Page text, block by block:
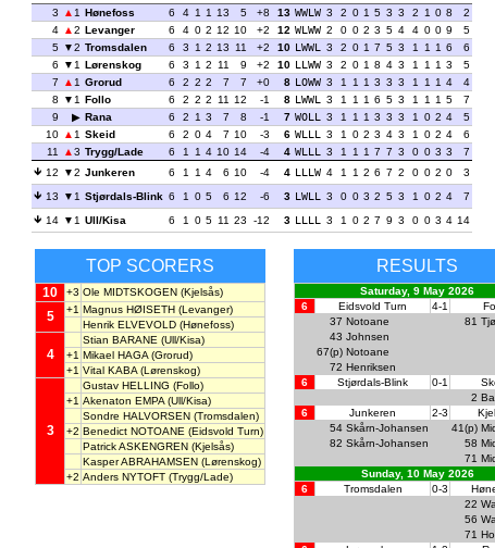
3
1 Hønefoss 6 4 1 1 13 5 +8 13 WWLW 3 2 0 1 5 3 3 2 1 0 8
2
4
2 Levanger 6 4 0 2 12 10 +2 12 WLWW 2 0 0 2 3 5 4 4 0 0 9
5
5
2 Tromsdalen 6 3 1 2 13 11 +2 10 LWWL 3 2 0 1 7 5 3 1 1 1 6
6
6
1 Lørenskog 6 3 1 2 11 9 +2 10 LLWW 3 2 0 1 8 4 3 1 1 1 3
5
7
1 Grorud 6 2 2 2 7 7 +0 8 LOWW 3 1 1 1 3 3 3 1 1 1 4
4
8
1 Follo 6 2 2 2 11 12 -1 8 LWWL 3 1 1 1 6 5 3 1 1 1 5
7
9
Rana 6 2 1 3 7 8 -1 7 WOLL 3 1 1 1 3 3 3 1 0 2 4
5
10
1 Skeid 6 2 0 4 7 10 -3 6 WLLL 3 1 0 2 3 4 3 1 0 2 4
6
11
3 Trygg/Lade 6 1 1 4 10 14 -4 4 WLLL 3 1 1 1 7 7 3 0 0 3 3
7
12
2 Junkeren 6 1 1 4 6 10 -4 4 LLLW 4 1 1 2 6 7 2 0 0 2 0
3
13
1 Stjørdals-Blink 6 1 0 5 6 12 -6 3 LWLL 3 0 0 3 2 5 3 1 0 2 4
7
14
1 Ull/Kisa 6 1 0 5 11 23 -12 3 LLLL 3 1 0 2 7 9 3 0 0 3 4 14
TOP SCORERS
10 +3 Ole MIDTSKOGEN (Kjelsås)
5 +1 Magnus HØISETH (Levanger)
Henrik ELVEVOLD (Hønefoss)
4
Stian BARANE (Ull/Kisa)
+1 Mikael HAGA (Grorud)
+1 Vital KABA (Lørenskog)
3
Gustav HELLING (Follo)
+1 Akenaton EMPA (Ull/Kisa)
Sondre HALVORSEN (Tromsdalen)
+2 Benedict NOTOANE (Eidsvold Turn)
Patrick ASKENGREN (Kjelsås)
Kasper ABRAHAMSEN (Lørenskog)
+2 Anders NYTOFT (Trygg/Lade)
RESULTS
Saturday, 9 May 2026
6
Eidsvold Turn 4-1
37 Notoane 81
43 Johnsen
67(p) Notoane
72 Henriksen
6
Stjørdals-Blink 0-1
2
6
Junkeren 2-3
54 Skårn-Johansen 41(p)
82 Skårn-Johansen 58
71
Sunday, 10 May 2026
6
Tromsdalen 0-3
22
56
71